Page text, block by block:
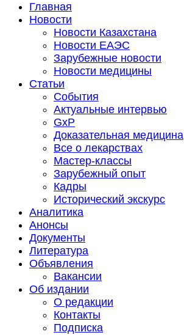
Главная
Новости
Новости Казахстана
Новости ЕАЭС
Зарубежные новости
Новости медицины
Статьи
События
Актуальные интервью
GxP
Доказательная медицина
Все о лекарствах
Мастер-классы
Зарубежный опыт
Кадры
Исторический экскурс
Аналитика
Анонсы
Документы
Литература
Объявления
Вакансии
Об издании
О редакции
Контакты
Подписка